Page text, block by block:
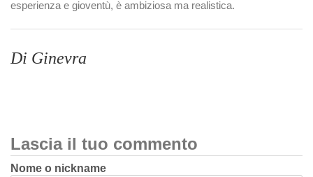
esperienza e gioventù, è ambiziosa ma realistica.
Di Ginevra
Lascia il tuo commento
Nome o nickname